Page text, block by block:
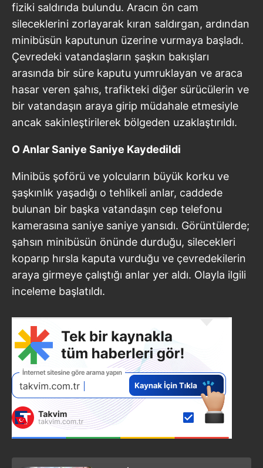
fiziki saldırıda bulundu. Aracın ön cam
sileceklerini zorlayarak kıran saldırgan, ardından
minibüsün kaputunun üzerine vurmaya başladı.
Çevredeki vatandaşların şaşkın bakışları
arasında bir süre kaputu yumruklayan ve araca
hasar veren şahıs, trafikteki diğer sürücülerin ve
bir vatandaşın araya girip müdahale etmesiyle
ancak sakinleştirilerek bölgeden uzaklaştırıldı.
O Anlar Saniye Saniye Kaydedildi
Minibüs şoförü ve yolcuların büyük korku ve
şaşkınlık yaşadığı o tehlikeli anlar, caddede
bulunan bir başka vatandaşın cep telefonu
kamerasına saniye saniye yansıdı. Görüntülerde;
şahsın minibüsün önünde durduğu, silecekleri
koparıp hırsla kaputa vurduğu ve çevredekilerin
araya girmeye çalıştığı anlar yer aldı. Olayla ilgili
inceleme başlatıldı.